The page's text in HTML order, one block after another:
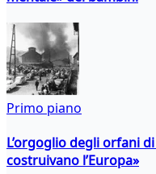
Primo piano
L’orgoglio degli orfani
costruivano l’Europa»